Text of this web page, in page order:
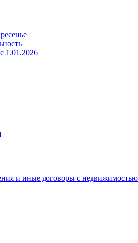
1.01.2026
и иные договоры с недвижимостью